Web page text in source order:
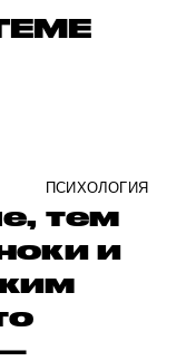
ПСИХОЛОГИЯ
тем
и